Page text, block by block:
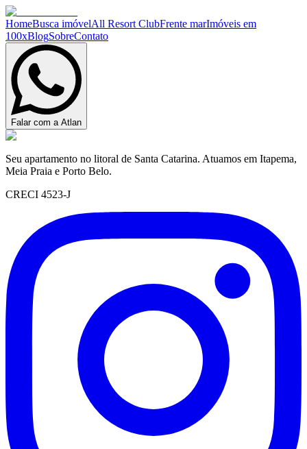
HomeBusca imóvelAll Resort ClubFrente marImóveis em
100xBlogSobreContato
Falar com a Atlan
Seu apartamento no litoral de Santa Catarina. Atuamos em Itapema,
Meia Praia e Porto Belo.
CRECI 4523-J